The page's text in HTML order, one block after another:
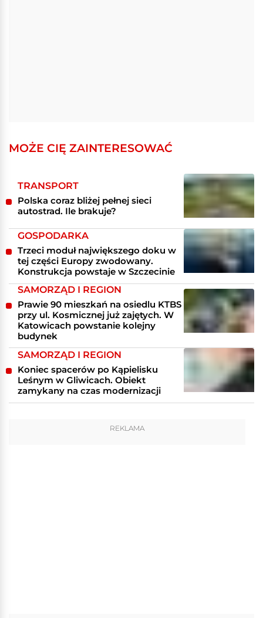
MOŻE CIĘ ZAINTERESOWAĆ
TRANSPORT
Polska coraz bliżej pełnej sieci
autostrad. Ile brakuje?
GOSPODARKA
Trzeci moduł największego doku w
tej części Europy zwodowany.
Konstrukcja powstaje w Szczecinie
SAMORZĄD I REGION
Prawie 90 mieszkań na osiedlu KTBS
przy ul. Kosmicznej już zajętych. W
Katowicach powstanie kolejny
budynek
SAMORZĄD I REGION
Koniec spacerów po Kąpielisku
Leśnym w Gliwicach. Obiekt
zamykany na czas modernizacji
REKLAMA